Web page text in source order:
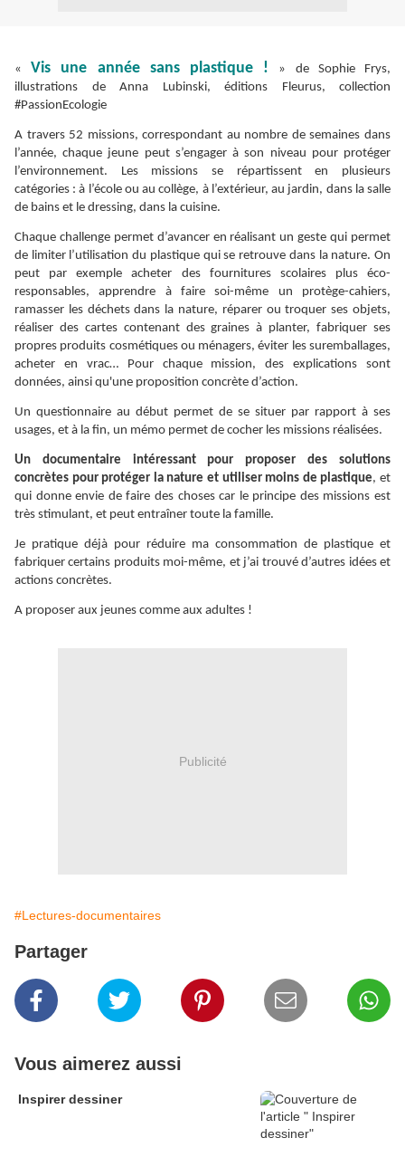
« Vis une année sans plastique !
» de Sophie Frys,
illustrations de Anna Lubinski, éditions Fleurus, collection
#PassionEcologie
A travers 52 missions, correspondant au nombre de semaines dans
l’année, chaque jeune peut s’engager à son niveau pour protéger
l’environnement. Les missions se répartissent en plusieurs
catégories : à l’école ou au collège, à l’extérieur, au jardin, dans la salle
de bains et le dressing, dans la cuisine.
Chaque challenge permet d’avancer en réalisant un geste qui permet
de limiter l’utilisation du plastique qui se retrouve dans la nature. On
peut par exemple acheter des fournitures scolaires plus éco-
responsables, apprendre à faire soi-même un protège-cahiers,
ramasser les déchets dans la nature, réparer ou troquer ses objets,
réaliser des cartes contenant des graines à planter, fabriquer ses
propres produits cosmétiques ou ménagers, éviter les suremballages,
acheter en vrac… Pour chaque mission, des explications sont
données, ainsi qu'une proposition concrète d’action.
Un questionnaire au début permet de se situer par rapport à ses
usages, et à la fin, un mémo permet de cocher les missions réalisées.
Un documentaire intéressant pour proposer des solutions
concrètes pour protéger la nature et utiliser moins de plastique, et
qui donne envie de faire des choses car le principe des missions est
très stimulant, et peut entraîner toute la famille.
Je pratique déjà pour réduire ma consommation de plastique et
fabriquer certains produits moi-même, et j’ai trouvé d’autres idées et
actions concrètes.
A proposer aux jeunes comme aux adultes !
Publicité
#Lectures-documentaires
Partager
Vous aimerez aussi
Inspirer dessiner